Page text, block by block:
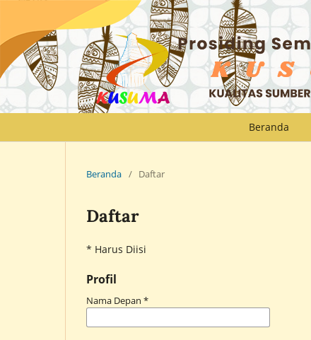
Beranda
Beranda / Daftar
Daftar
* Harus Diisi
Profil
Nama Depan *